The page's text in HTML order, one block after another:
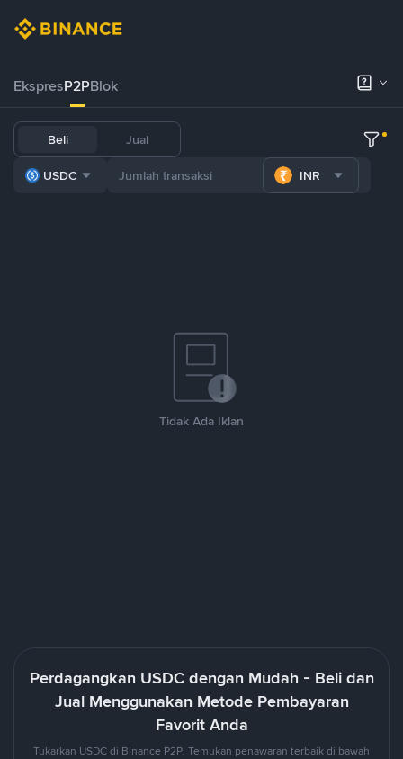
EkspresP2PBlok
Beli Jual
USDC INR
Tidak Ada Iklan
Perdagangkan USDC dengan Mudah - Beli dan
Jual Menggunakan Metode Pembayaran
Favorit Anda
Tukarkan USDC di Binance P2P. Temukan penawaran terbaik di bawah